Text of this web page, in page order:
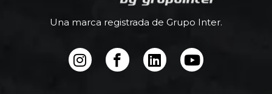
Una marca registrada de Grupo Inter.